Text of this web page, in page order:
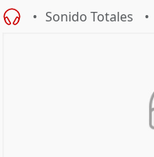
Sonido Totales